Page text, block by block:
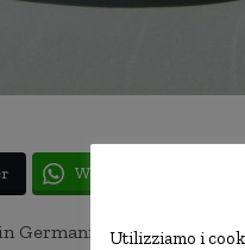
WhatsApp
Germania,è stato
Utilizziamo i